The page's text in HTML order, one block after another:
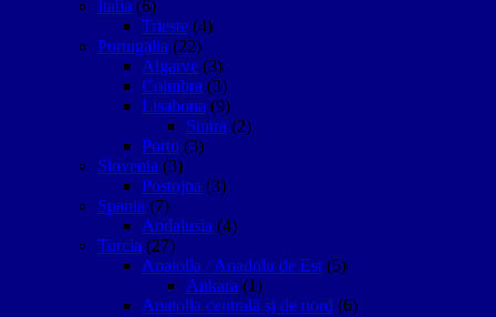
Italia (6)
Trieste (4)
Portugalia (22)
Algarve (3)
Coimbra (3)
Lisabona (9)
Sintra (2)
Porto (3)
Slovenia (3)
Postojna (3)
Spania (7)
Andalusia (4)
Turcia (27)
Anatolia / Anadolu de Est (5)
Ankara (1)
Anatolia centrală și de nord (6)